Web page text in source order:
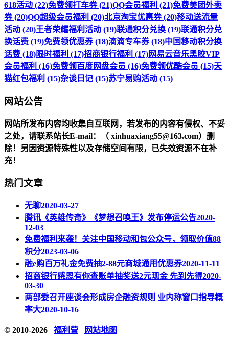
618活动 (22)免费领打车券 (21)QQ会员福利 (21)免费美团外卖
券 (20)QQ超级会员福利 (20)北京淘宝优惠券 (20)移动送流量
活动 (20)王者荣耀福利活动 (19)联通积分兑换 (19)联通积分兑
换话费 (19)免费领优惠券 (18)滴滴专车券 (18)中国移动积分换
话费 (18)限时福利 (17)招商银行福利 (17)网易云音乐黑胶VIP
会员福利 (16)免费领百度网盘会员 (16)免费领优酷会员 (15)天
猫红包福利 (15)杂谈日记 (15)苏宁易购活动 (15)
网站公告
网站所发布内容均收集自互联网，若发布的内容有侵权、不妥
之处，请联系站长E-mail：（ xinhuaxiang55@163.com）删
除！另因资源特殊性以及存储空间有限，已失效资源不在补
充！
热门文章
无聊2020-03-27
腾讯《英雄传奇》《梦想召唤王》发布停运公告2020-
12-03
免费福利来袭！关注中国移动和包公众号，领取价值88
积分2023-03-06
融e购百万礼金免费抽2-88元商城通用优惠券2020-11-11
招商银行感恩有你查账单抽奖送2元现金 先到先得2020-
03-30
两部委召开座谈会形成房企融资规则 业内称窗口指导概
率大2020-10-16
© 2010-2026 福利营 网站地图